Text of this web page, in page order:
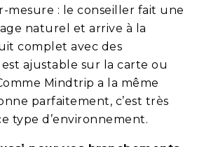
mesure : le conseiller fait une
naturel et arrive à la
complet avec des
ajustable sur la carte ou
Mindtrip a la même
parfaitement, c’est très
type d’environnement.